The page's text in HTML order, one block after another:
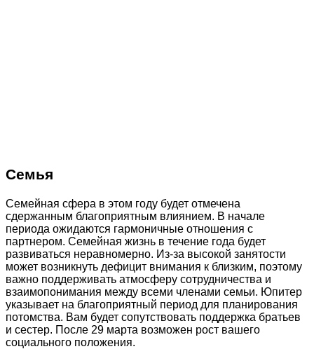
Семья
Семейная сфера в этом году будет отмечена
сдержанным благоприятным влиянием. В начале
периода ожидаются гармоничные отношения с
партнером. Семейная жизнь в течение года будет
развиваться неравномерно. Из-за высокой занятости
может возникнуть дефицит внимания к близким, поэтому
важно поддерживать атмосферу сотрудничества и
взаимопонимания между всеми членами семьи. Юпитер
указывает на благоприятный период для планирования
потомства. Вам будет сопутствовать поддержка братьев
и сестер. После 29 марта возможен рост вашего
социального положения.